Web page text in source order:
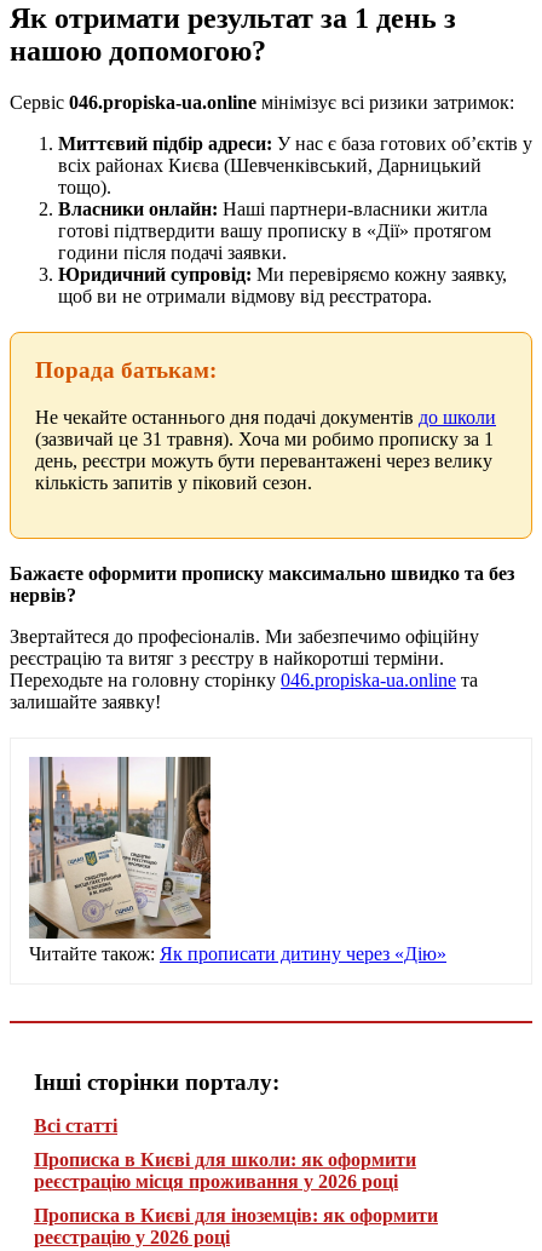
Як отримати результат за 1 день з
нашою допомогою?
Сервіс 046.propiska-ua.online мінімізує всі ризики затримок:
Миттєвий підбір адреси: У нас є база готових об’єктів у
всіх районах Києва (Шевченківський, Дарницький
тощо).
Власники онлайн: Наші партнери-власники житла
готові підтвердити вашу прописку в «Дії» протягом
години після подачі заявки.
Юридичний супровід: Ми перевіряємо кожну заявку,
щоб ви не отримали відмову від реєстратора.
Порада батькам:
Не чекайте останнього дня подачі документів до школи
(зазвичай це 31 травня). Хоча ми робимо прописку за 1
день, реєстри можуть бути перевантажені через велику
кількість запитів у піковий сезон.
Бажаєте оформити прописку максимально швидко та без
нервів?
Звертайтеся до професіоналів. Ми забезпечимо офіційну
реєстрацію та витяг з реєстру в найкоротші терміни.
Переходьте на головну сторінку 046.propiska-ua.online та
залишайте заявку!
Читайте також: Як прописати дитину через «Дію»
Інші сторінки порталу:
Всі статті
Прописка в Києві для школи: як оформити
реєстрацію місця проживання у 2026 році
Прописка в Києві для іноземців: як оформити
реєстрацію у 2026 році